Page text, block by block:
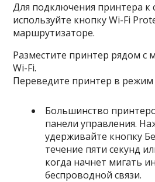
Для подключения принтера к
используйте кнопку Wi-Fi
маршрутизаторе.
Разместите принтер рядом с
Wi-Fi.
Переведите принтер в режим
Большинство
панели управления.
удерживайте кнопку
течение пяти секунд
когда начнет мигать
беспроводной связи.